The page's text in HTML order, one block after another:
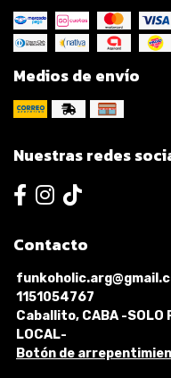
Medios de envío
Nuestras redes
Contacto
1151054767
Caballito, CABA -SOLO
LOCAL-
Botón de